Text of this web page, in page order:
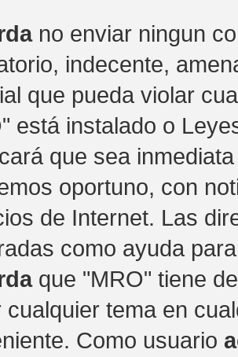
no enviar ningun
indecente,
que pueda violar
está instalado o
que sea
oportuno, con
de Internet. Las
como ayuda
que "MRO" tiene
cualquier tema en
Como usuario